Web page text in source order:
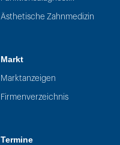
Ästhetische Zahnmedizin
Markt
Marktanzeigen
Firmenverzeichnis
Termine